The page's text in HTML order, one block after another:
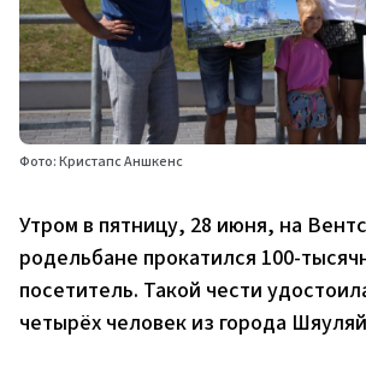
Фото: Кристапс Аншкенс
Утром в пятницу, 28 июня, на
родельбане прокатился 100-
посетитель. Такой чести
четырёх человек из города